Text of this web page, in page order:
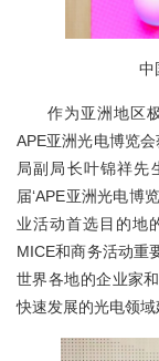
中
作为亚洲地区
APE亚洲光电博览
局副局长叶锦祥先
届‘APE亚洲光电博
业活动首选目的地
MICE和商务活动重
世界各地的企业家
快速发展的光电领